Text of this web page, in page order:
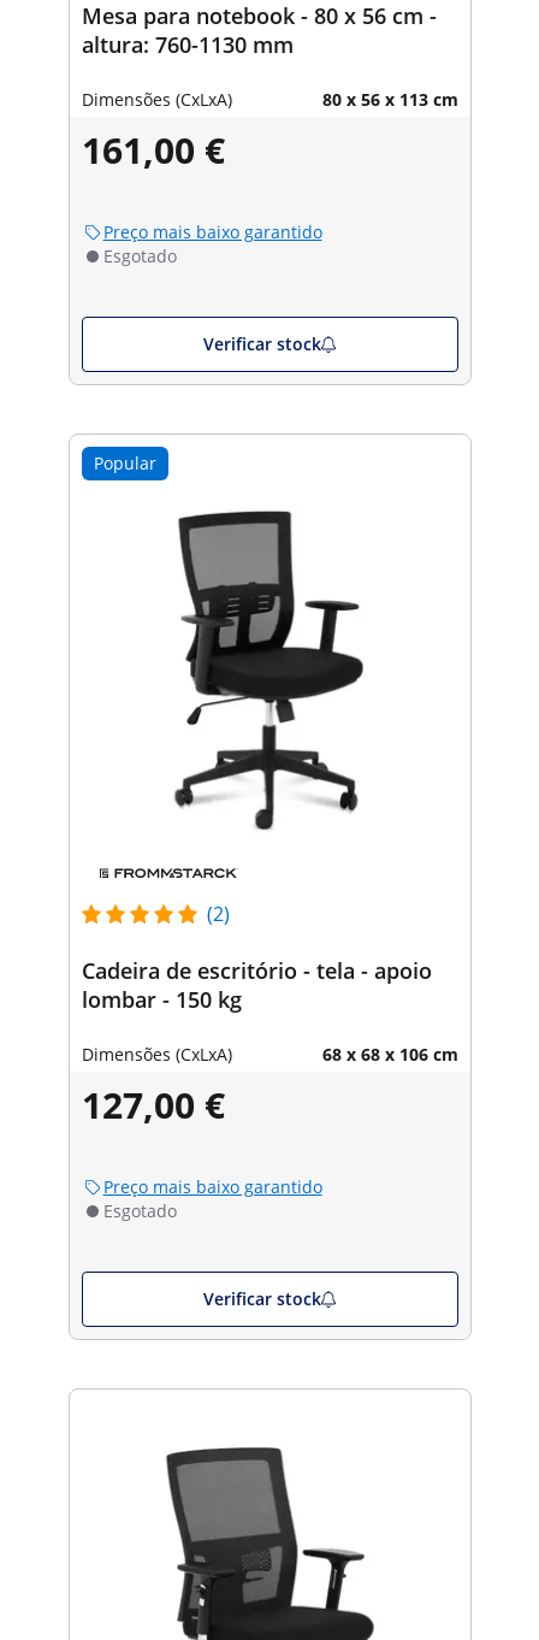
Mesa para notebook - 80 x 56 cm -
altura: 760-1130 mm
Dimensões (CxLxA) 80 x 56 x 113 cm
161,00 €
Preço mais baixo garantido
Esgotado
Verificar stock
Popular
(2)
Cadeira de escritório - tela - apoio
lombar - 150 kg
Dimensões (CxLxA) 68 x 68 x 106 cm
127,00 €
Preço mais baixo garantido
Esgotado
Verificar stock